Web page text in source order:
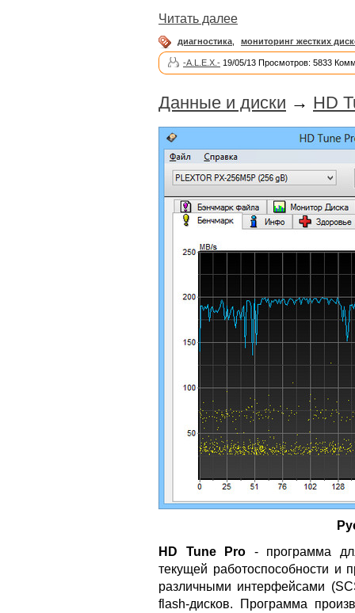
Читать далее
диагностика мониторинг жестких
-A.L.E.X.- 19/05/13 Просмотров: 5833
Данные и диски → HD
HD Tune Pro - программа
текущей работоспособности и
различными интерфейсами
flash-дисков. Программа